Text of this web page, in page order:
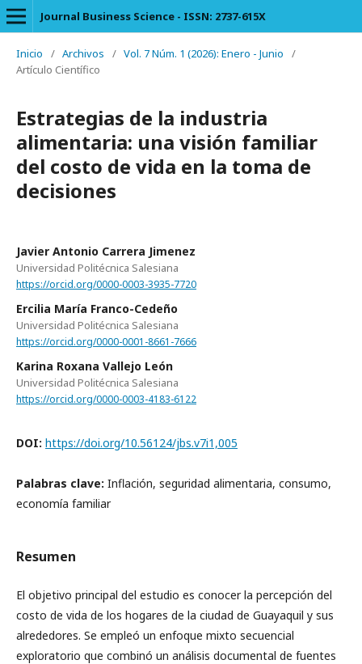
Journal Business Science - ISSN: 2737-615X
Inicio / Archivos / Vol. 7 Núm. 1 (2026): Enero - Junio
/
Artículo Científico
Estrategias de la industria
alimentaria: una visión familiar
del costo de vida en la toma de
decisiones
Javier Antonio Carrera Jimenez
Universidad Politécnica Salesiana
https://orcid.org/0000-0003-3935-7720
Ercilia María Franco-Cedeño
Universidad Politécnica Salesiana
https://orcid.org/0000-0001-8661-7666
Karina Roxana Vallejo León
Universidad Politécnica Salesiana
https://orcid.org/0000-0003-4183-6122
DOI: https://doi.org/10.56124/jbs.v7i1,005
Palabras clave: Inflación, seguridad alimentaria, consumo,
economía familiar
Resumen
El objetivo principal del estudio es conocer la percepción del
costo de vida de los hogares de la ciudad de Guayaquil y sus
alrededores. Se empleó un enfoque mixto secuencial
exploratorio que combinó un análisis documental de fuentes